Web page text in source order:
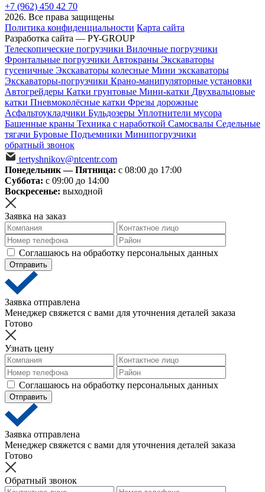
+7 (962) 450 42 70
2026. Все права защищены
Политика конфиденциальности Карта сайта
Разработка сайта — PY-GROUP
Телескопические погрузчики Вилочные погрузчики
Фронтальные погрузчики Автокраны Экскаваторы
гусеничные Экскаваторы колесные Мини экскаваторы
Экскаваторы-погрузчики Крано-манипуляторные установки
Автогрейдеры Катки грунтовые Мини-катки Двухвальцовые
катки Пневмоколёсные катки Фрезы дорожные
Асфальтоукладчики Бульдозеры Уплотнители мусора
Башенные краны Техника с наработкой Самосвалы Седельные
тягачи Буровые Подъемники Минипогрузчики
обратный звонок
tertyshnikov@ntcentr.com
Понедельник — Пятница: с 08:00 до 17:00
Суббота: с 09:00 до 14:00
Воскресенье: выходной
Заявка на заказ
Соглашаюсь на обработку персональных данных
Отправить
Заявка отправлена
Менеджер свяжется с вами для уточнения деталей заказа
Готово
Узнать цену
Соглашаюсь на обработку персональных данных
Отправить
Заявка отправлена
Менеджер свяжется с вами для уточнения деталей заказа
Готово
Обратный звонок